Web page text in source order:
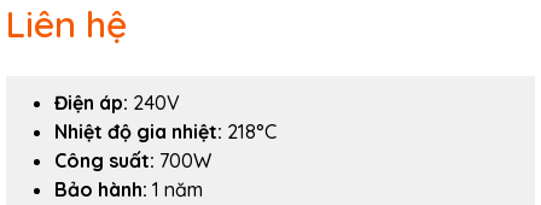
Liên hệ
Điện áp: 240V
Nhiệt độ gia nhiệt: 218°C
Công suất: 700W
Bảo hành: 1 năm